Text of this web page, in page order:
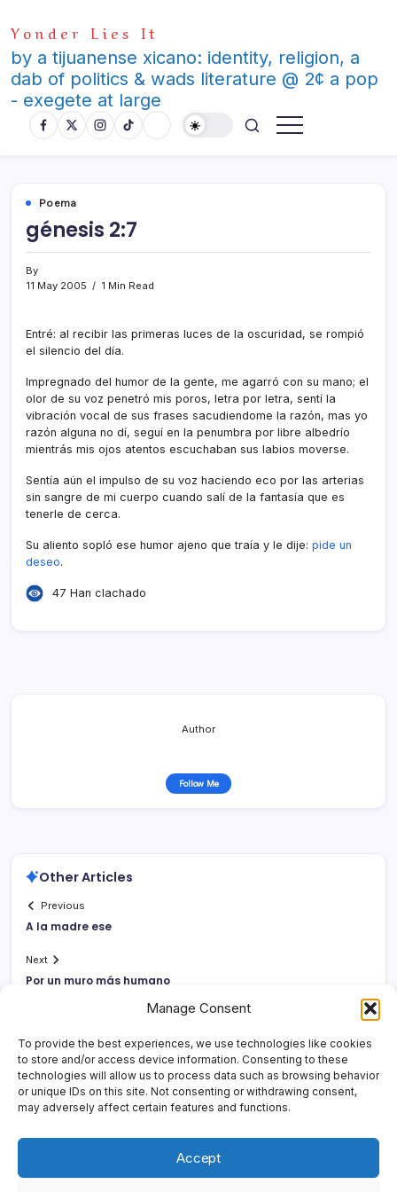
Manage Consent
To provide the best experiences, we use technologies like cookies
to store and/or access device information. Consenting to these
technologies will allow us to process data such as browsing behavior
or unique IDs on this site. Not consenting or withdrawing consent,
may adversely affect certain features and functions.
Accept
to
content
Yonder Lies It
by a tijuanense xicano: identity, religion, a
dab of politics & wads literature @ 2¢ a pop
- exegete at large
Poema
génesis 2:7
By
11 May 2005
1 Min Read
Entré: al recibir las primeras luces de la oscuridad, se rompió
el silencio del dí­a.
Impregnado del humor de la gente, me agarró con su mano; el
olor de su voz penetró mis poros, letra por letra, sentí­ la
vibración vocal de sus frases sacudiendome la razón, mas yo
razón alguna no dí­, seguí­ en la penumbra por libre albedrí­o
mientrás mis ojos atentos escuchaban sus labios moverse.
Sentí­a aún el impulso de su voz haciendo eco por las arterias
sin sangre de mi cuerpo cuando salí­ de la fantasí­a que es
tenerle de cerca.
Su aliento sopló ese humor ajeno que traí­a y le dije: pide un
deseo.
47 Han clachado
Author
Follow Me
Other Articles
Previous
A la madre ese
Next
Por un muro más humano